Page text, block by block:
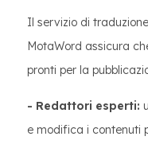
Il servizio di
MotaWord assicura
pronti per la
- Redattori esperti:
e modifica i contenuti